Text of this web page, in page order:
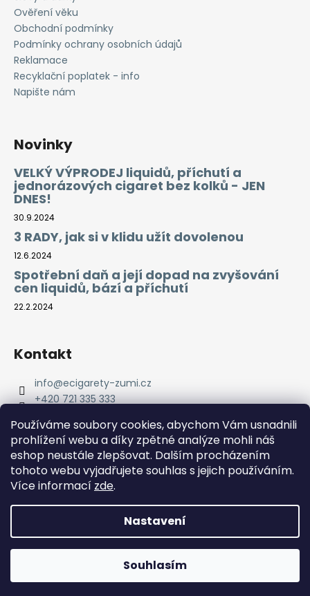
Používáme soubory cookies, abychom Vám usnadnili
prohlížení webu a díky zpětné analýze mohli náš
eshop neustále zlepšovat. Dalším procházením
tohoto webu vyjadřujete souhlas s jejich používáním.
Více informací zde.
Nastavení
Souhlasím
Doprava ZDARMA od 2000 Kč! Dárek k objednávce od 2500
Ověření věku
Obchodní podmínky
Podmínky ochrany osobních údajů
Reklamace
Recyklační poplatek - info
Napište nám
Novinky
VELKÝ VÝPRODEJ liquidů, příchutí a
jednorázových cigaret bez kolků - JEN
DNES!
30.9.2024
3 RADY, jak si v klidu užít dovolenou
12.6.2024
Spotřební daň a její dopad na zvyšování
cen liquidů, bází a příchutí
22.2.2024
Kontakt
info@ecigarety-zumi.cz
+420 721 335 333
Copyright 2026eCigarety ZUMI. Všechna práva
vyhrazena.